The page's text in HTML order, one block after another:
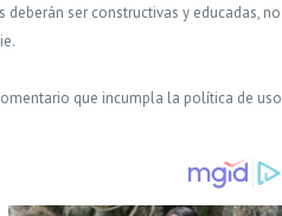
ser constructivas y educadas, no
que incumpla la política de uso